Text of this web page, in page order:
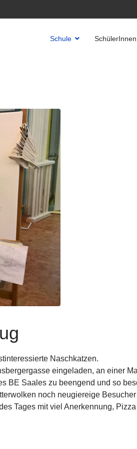
Schule SchülerInnen
Naschkatzen.
eingeladen, an einer
BE Saales zu beengend und so
noch neugiereige
Tages mit viel Anerkennung,